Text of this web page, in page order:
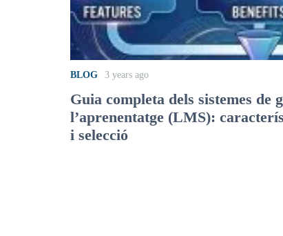
BLOG 3 years ago
Guia completa dels sistemes de
l’aprenentatge (LMS):
i selecció